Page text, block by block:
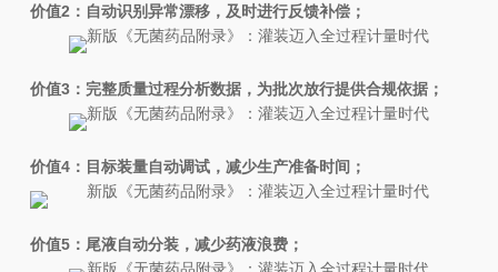
价值2：自动识别异常漂移，及时进行反馈补偿；
价值3：完整质量过程分析数据，为批次放行提供合规依据；
价值4：目标装量自动调试，减少生产准备时间；
价值5：尾液自动分装，减少药液浪费；